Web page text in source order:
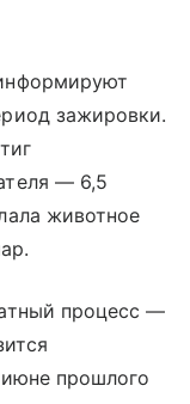
зажировки.
— 6,5
животное
процесс —
прошлого